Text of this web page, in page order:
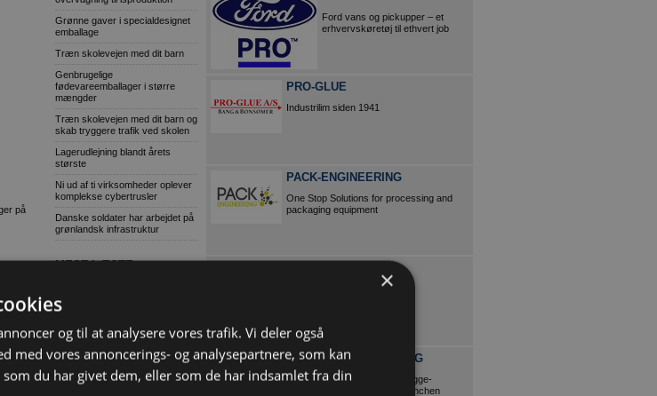
på
et
Grønne gaver i specialdesignet
emballage
Træn skolevejen med dit barn
Genbrugelige
fødevareemballager i større
mængder
Træn skolevejen med dit barn og
skab tryggere trafik ved skolen
Lagerudlejning blandt årets
største
Ni ud af ti virksomheder oplever
komplekse cybertrusler
Danske soldater har arbejdet på
grønlandsk infrastruktur
MEST LÆSTE
almene boliger i Bramming
Kaospilot skal skabe kreative
arkitektledere i Aarhus
Chef i Forsvarets Materiel- og
Ford vans og pickupper – et
erhvervskøretøj til ethvert job
PRO-GLUE
Industrilim siden 1941
PACK-ENGINEERING
One Stop Solutions for processing and
packaging equipment
BUNDGAARD BYG
Vi er din partner til bygge-
projekter i logistik branchen
×
og til at analysere vores trafik. Vi deler også
med vores annoncerings- og analysepartnere, som kan
du har givet dem, eller som de har indsamlet fra din